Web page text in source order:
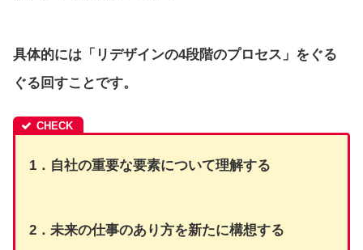
具体的には 「リデザインの4段階のプロセス」 をぐる
ぐる回すことです。
1．自社の重要な要素について理解する
2．未来の仕事のあり方を新たに構想する